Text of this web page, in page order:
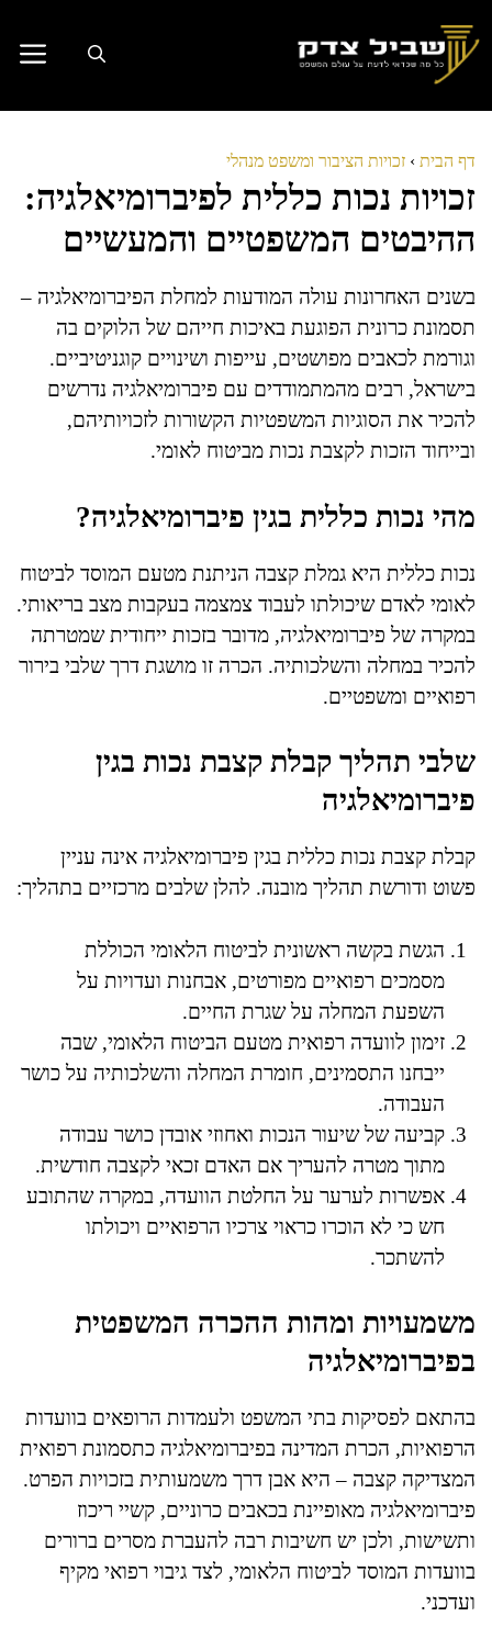
לתוכן
דף הבית › זכויות הציבור ומשפט מנהלי
זכויות נכות כללית לפיברומיאלגיה:
ההיבטים המשפטיים והמעשיים
בשנים האחרונות עולה המודעות למחלת הפיברומיאלגיה –
תסמונת כרונית הפוגעת באיכות חייהם של הלוקים בה
וגורמת לכאבים מפושטים, עייפות ושינויים קוגניטיביים.
בישראל, רבים מהמתמודדים עם פיברומיאלגיה נדרשים
להכיר את הסוגיות המשפטיות הקשורות לזכויותיהם,
ובייחוד הזכות לקצבת נכות מביטוח לאומי.
מהי נכות כללית בגין פיברומיאלגיה?
נכות כללית היא גמלת קצבה הניתנת מטעם המוסד לביטוח
לאומי לאדם שיכולתו לעבוד צמצמה בעקבות מצב בריאותי.
במקרה של פיברומיאלגיה, מדובר בזכות ייחודית שמטרתה
להכיר במחלה והשלכותיה. הכרה זו מושגת דרך שלבי בירור
רפואיים ומשפטיים.
שלבי תהליך קבלת קצבת נכות בגין
פיברומיאלגיה
קבלת קצבת נכות כללית בגין פיברומיאלגיה אינה עניין
פשוט ודורשת תהליך מובנה. להלן שלבים מרכזיים בתהליך:
הגשת בקשה ראשונית לביטוח הלאומי הכוללת
מסמכים רפואיים מפורטים, אבחנות ועדויות על
השפעת המחלה על שגרת החיים.
זימון לוועדה רפואית מטעם הביטוח הלאומי, שבה
ייבחנו התסמינים, חומרת המחלה והשלכותיה על כושר
העבודה.
קביעה של שיעור הנכות ואחוזי אובדן כושר עבודה
מתוך מטרה להעריך אם האדם זכאי לקצבה חודשית.
אפשרות לערער על החלטת הוועדה, במקרה שהתובע
חש כי לא הוכרו כראוי צרכיו הרפואיים ויכולתו
להשתכר.
משמעויות ומהות ההכרה המשפטית
בפיברומיאלגיה
בהתאם לפסיקות בתי המשפט ולעמדות הרופאים בוועדות
הרפואיות, הכרת המדינה בפיברומיאלגיה כתסמונת רפואית
המצדיקה קצבה – היא אבן דרך משמעותית בזכויות הפרט.
פיברומיאלגיה מאופיינת בכאבים כרוניים, קשיי ריכוז
ותשישות, ולכן יש חשיבות רבה להעברת מסרים ברורים
בוועדות המוסד לביטוח הלאומי, לצד גיבוי רפואי מקיף
ועדכני.